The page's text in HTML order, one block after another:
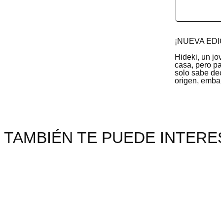
¡NUEVA
Hideki, un
casa, pero
solo sabe
origen,
TAMBIÉN TE PUEDE